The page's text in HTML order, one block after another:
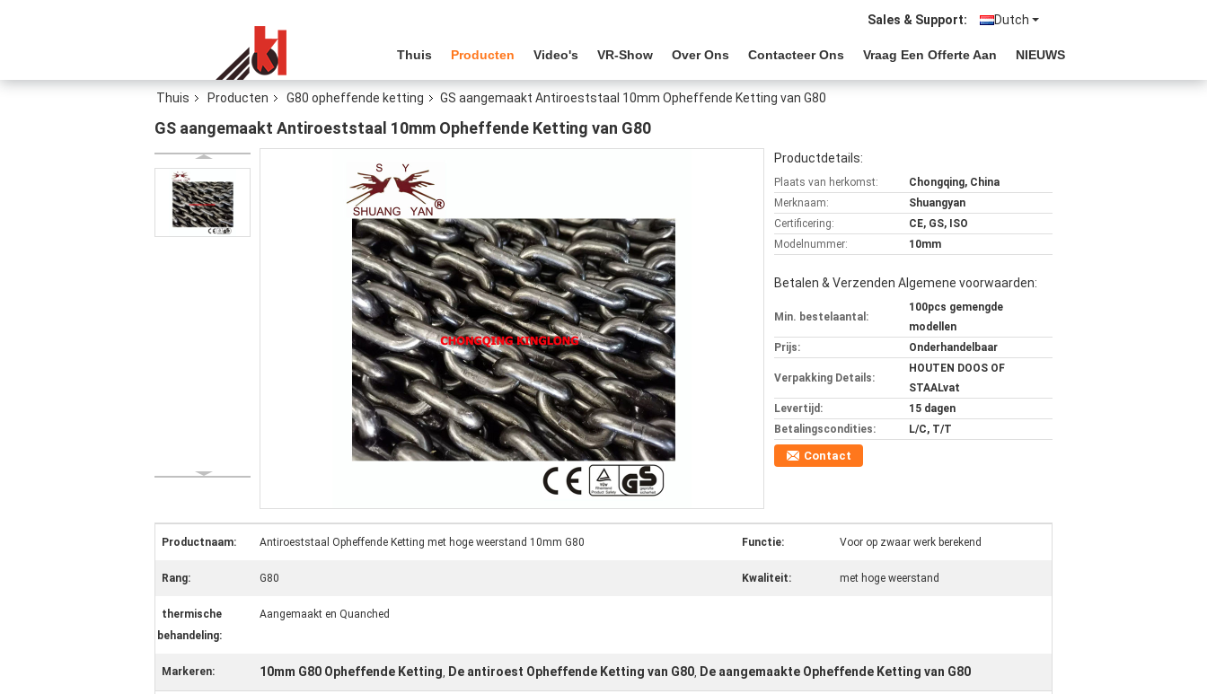
Dutch
Sales & Support:
Thuis Producten Video's VR-Show Over Ons Contacteer Ons Vraag Een Offerte Aan NIEUWS
Thuis Producten G80 opheffende ketting GS aangemaakt Antiroeststaal 10mm Opheffende Ketting van G80
GS aangemaakt Antiroeststaal 10mm Opheffende Ketting van G80
Productdetails:
Plaats van herkomst:
Chongqing, China
Merknaam:
Shuangyan
Certificering:
CE, GS, ISO
Modelnummer:
10mm
Betalen & Verzenden Algemene voorwaarden:
Min. bestelaantal:
100pcs gemengde
modellen
Prijs:
Onderhandelbaar
Verpakking Details:
HOUTEN DOOS OF
STAALvat
Levertijd:
15 dagen
Betalingscondities:
L/C, T/T
Contact
Productnaam: Antiroeststaal Opheffende Ketting met hoge weerstand 10mm G80 Functie: Voor op zwaar werk berekend
Rang: G80 Kwaliteit: met hoge weerstand
thermische
behandeling:
Aangemaakt en Quanched
Markeren: 10mm G80 Opheffende Ketting, De antiroest Opheffende Ketting van G80, De aangemaakte Opheffende Ketting van G80